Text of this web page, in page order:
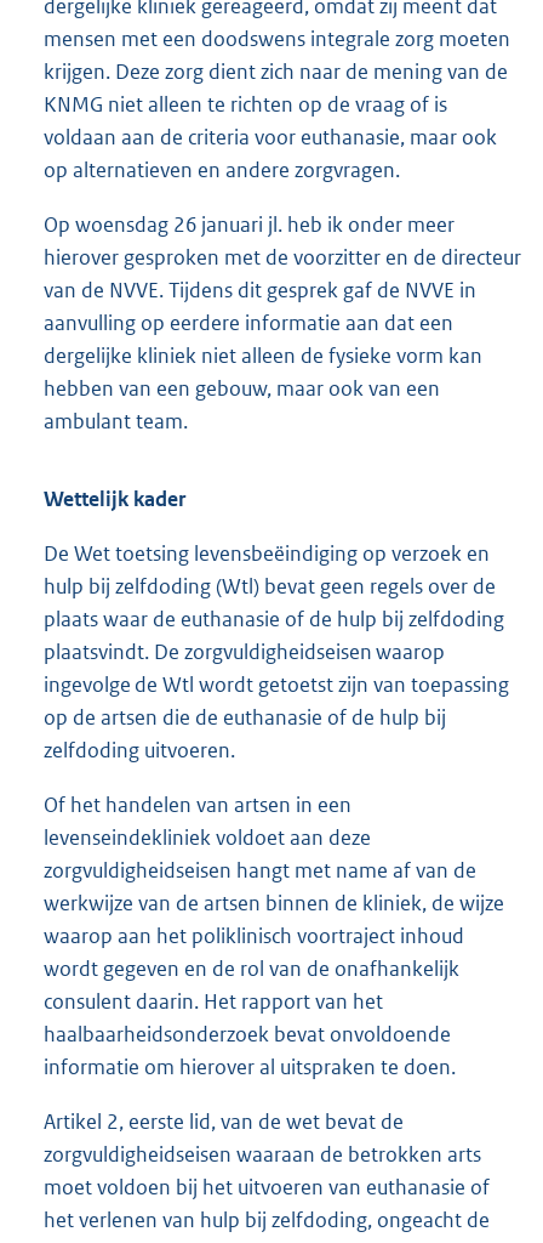
dergelijke kliniek gereageerd, omdat zij meent dat
mensen met een doodswens integrale zorg moeten
krijgen. Deze zorg dient zich naar de mening van de
KNMG niet alleen te richten op de vraag of is
voldaan aan de criteria voor euthanasie, maar ook
op alternatieven en andere zorgvragen.
Op woensdag 26 januari jl. heb ik onder meer
hierover gesproken met de voorzitter en de directeur
van de NVVE. Tijdens dit gesprek gaf de NVVE in
aanvulling op eerdere informatie aan dat een
dergelijke kliniek niet alleen de fysieke vorm kan
hebben van een gebouw, maar ook van een
ambulant team.
Wettelijk kader
De Wet toetsing levensbeëindiging op verzoek en
hulp bij zelfdoding (Wtl) bevat geen regels over de
plaats waar de euthanasie of de hulp bij zelfdoding
plaatsvindt. De zorgvuldigheidseisen waarop
ingevolge de Wtl wordt getoetst zijn van toepassing
op de artsen die de euthanasie of de hulp bij
zelfdoding uitvoeren.
Of het handelen van artsen in een
levenseindekliniek voldoet aan deze
zorgvuldigheidseisen hangt met name af van de
werkwijze van de artsen binnen de kliniek, de wijze
waarop aan het poliklinisch voortraject inhoud
wordt gegeven en de rol van de onafhankelijk
consulent daarin. Het rapport van het
haalbaarheidsonderzoek bevat onvoldoende
informatie om hierover al uitspraken te doen.
Artikel 2, eerste lid, van de wet bevat de
zorgvuldigheidseisen waaraan de betrokken arts
moet voldoen bij het uitvoeren van euthanasie of
het verlenen van hulp bij zelfdoding, ongeacht de